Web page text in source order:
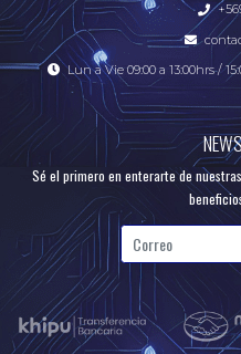
Lun a Vie 09:00 a 13:00hrs /
Sé el primero en enterarte de